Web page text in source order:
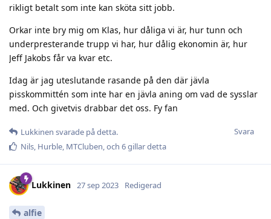
rikligt betalt som inte kan sköta sitt jobb.
Orkar inte bry mig om Klas, hur dåliga vi är, hur tunn och
underpresterande trupp vi har, hur dålig ekonomin är, hur
Jeff Jakobs får va kvar etc.
Idag är jag uteslutande rasande på den där jävla
pisskommittén som inte har en jävla aning om vad de sysslar
med. Och givetvis drabbar det oss. Fy fan
Svara
Lukkinen svarade på detta.
Nils, Hurble, MTCluben, och 6gillar detta
Lukkinen 27 sep 2023 Redigerad
alfie